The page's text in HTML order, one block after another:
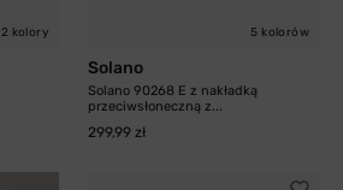
2 kolory 5 kolorów
Solano
Solano 90268 E z nakładką
przeciwsłoneczną z...
299,99 zł